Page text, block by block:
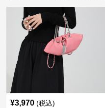
¥3,970 (税込)